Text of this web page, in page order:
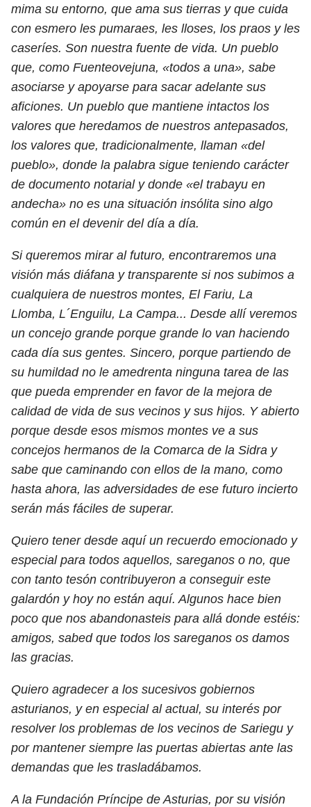
mima su entorno, que ama sus tierras y que cuida
con esmero les pumaraes, les lloses, los praos y les
caseríes. Son nuestra fuente de vida. Un pueblo
que, como Fuenteovejuna, «todos a una», sabe
asociarse y apoyarse para sacar adelante sus
aficiones. Un pueblo que mantiene intactos los
valores que heredamos de nuestros antepasados,
los valores que, tradicionalmente, llaman «del
pueblo», donde la palabra sigue teniendo carácter
de documento notarial y donde «el trabayu en
andecha» no es una situación insólita sino algo
común en el devenir del día a día.
Si queremos mirar al futuro, encontraremos una
visión más diáfana y transparente si nos subimos a
cualquiera de nuestros montes, El Fariu, La
Llomba, L´Enguilu, La Campa... Desde allí veremos
un concejo grande porque grande lo van haciendo
cada día sus gentes. Sincero, porque partiendo de
su humildad no le amedrenta ninguna tarea de las
que pueda emprender en favor de la mejora de
calidad de vida de sus vecinos y sus hijos. Y abierto
porque desde esos mismos montes ve a sus
concejos hermanos de la Comarca de la Sidra y
sabe que caminando con ellos de la mano, como
hasta ahora, las adversidades de ese futuro incierto
serán más fáciles de superar.
Quiero tener desde aquí un recuerdo emocionado y
especial para todos aquellos, sareganos o no, que
con tanto tesón contribuyeron a conseguir este
galardón y hoy no están aquí. Algunos hace bien
poco que nos abandonasteis para allá donde estéis:
amigos, sabed que todos los sareganos os damos
las gracias.
Quiero agradecer a los sucesivos gobiernos
asturianos, y en especial al actual, su interés por
resolver los problemas de los vecinos de Sariegu y
por mantener siempre las puertas abiertas ante las
demandas que les trasladábamos.
A la Fundación Príncipe de Asturias, por su visión